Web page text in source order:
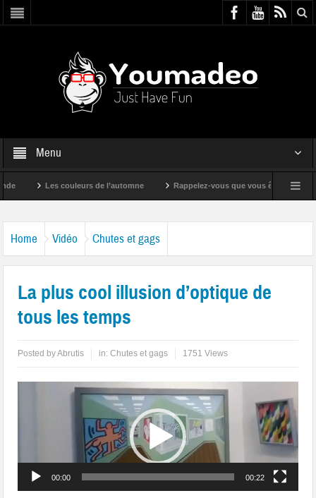
Menu
Les couleurs de l’automne Rappelez-vous que vous êtes super !
Home Vidéo Chutes et gags
La plus cool illusion d’optique de
tous les temps
Posted byAbrutis in:Chutes et gags 1751 Views
00:00 00:22